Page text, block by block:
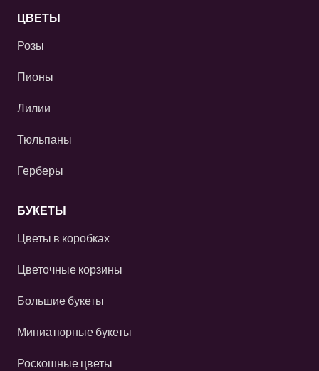
ЦВЕТЫ
Розы
Пионы
Лилии
Тюльпаны
Герберы
БУКЕТЫ
Цветы в коробках
Цветочные корзины
Большие букеты
Миниатюрные букеты
Роскошные цветы